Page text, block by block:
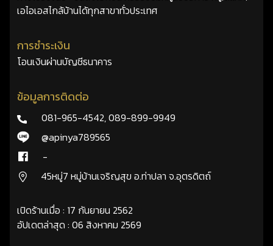
เอไอเอสไกล้บ้านได้ทุกสาขาทั่วประเทศ
การชำระเงิน
โอนเงินผ่านบัญชีธนาคาร
ข้อมูลการติดต่อ
081-965-4542,089-899-9949
@apinya789565
-
45หมู่7 หมู่บ้านเจริญสุข อ.ท่าปลา จ.อุตรดิตถ์
เปิดร้านเมื่อ : 17 กันยายน 2562
อัปเดตล่าสุด : 06 สิงหาคม 2569